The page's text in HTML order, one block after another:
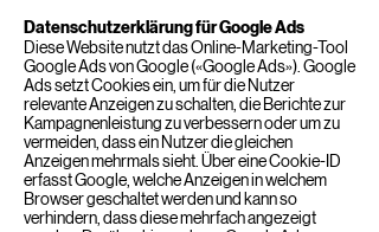
Datenschutzerklärung für Google Ads
Diese Website nutzt das Online-Marketing-Tool
Google Ads von Google («Google Ads»). Google
Ads setzt Cookies ein, um für die Nutzer
relevante Anzeigen zu schalten, die Berichte zur
Kampagnenleistung zu verbessern oder um zu
vermeiden, dass ein Nutzer die gleichen
Anzeigen mehrmals sieht. Über eine Cookie-ID
erfasst Google, welche Anzeigen in welchem
Browser geschaltet werden und kann so
verhindern, dass diese mehrfach angezeigt